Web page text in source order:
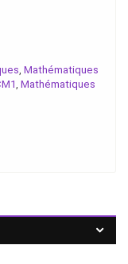
Mathématiques
Mathématiques